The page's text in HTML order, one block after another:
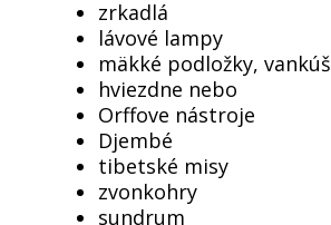
zrkadlá
lávové lampy
mäkké podložky,
hviezdne nebo
Orffove nástroje
Djembé
tibetské misy
zvonkohry
sundrum